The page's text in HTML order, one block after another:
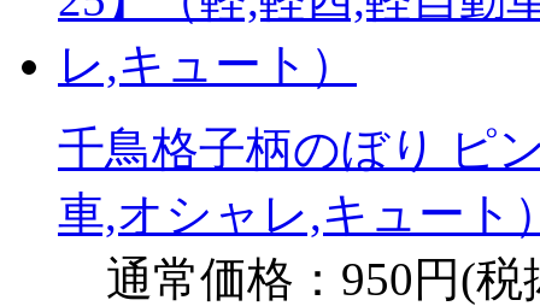
千鳥格子柄のぼり ピ
車,オシャレ,キュート
通常価格：950円(税